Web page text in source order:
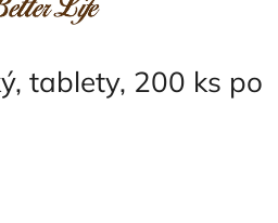
tablety, 200 ks po